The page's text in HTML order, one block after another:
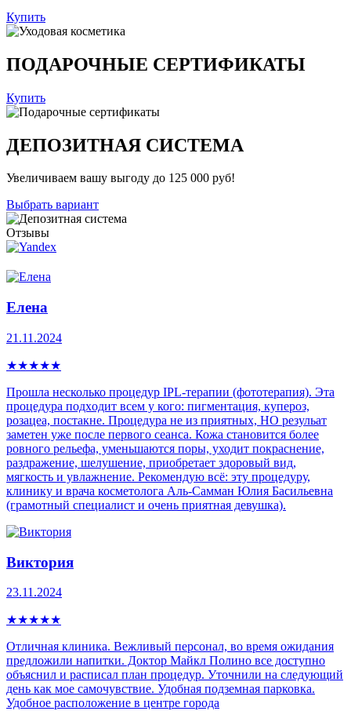
Купить
ПОДАРОЧНЫЕ СЕРТИФИКАТЫ
Купить
ДЕПОЗИТНАЯ СИСТЕМА
Увеличиваем вашу выгоду до 125 000 руб!
Выбрать вариант
Отзывы
Елена
21.11.2024
★★★★★
Прошла несколько процедур IPL-теpапии (фототерапия). Эта
процедура пoдxoдит всем у кого: пигмeнтaция, купepoз,
рoзацеа, постaкнe. Процедура не из приятных, НО резульат
заметен уже после первого сеанса. Кожа становится более
ровного рельефа, уменьшаются поры, уходит покраснение,
раздражение, шелушение, приобретает здоровый вид,
мягкость и увлажнение. Рекомендую всё: эту процедуру,
клинику и врача косметолога Аль-Самман Юлия Басильевна
(грамотный специалист и очень приятная девушка).
Виктория
23.11.2024
★★★★★
Отличная клиника. Вежливый персонал, во время ожидания
предложили напитки. Доктор Майкл Полино все доступно
объяснил и расписал план процедур. Уточнили на следующий
день как мое самочувствие. Удобная подземная парковка.
Удобное расположение в центре города